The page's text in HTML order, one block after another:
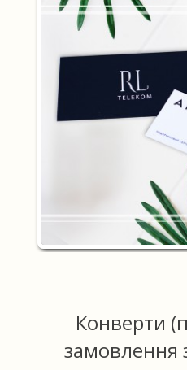
Конверти
замовлення